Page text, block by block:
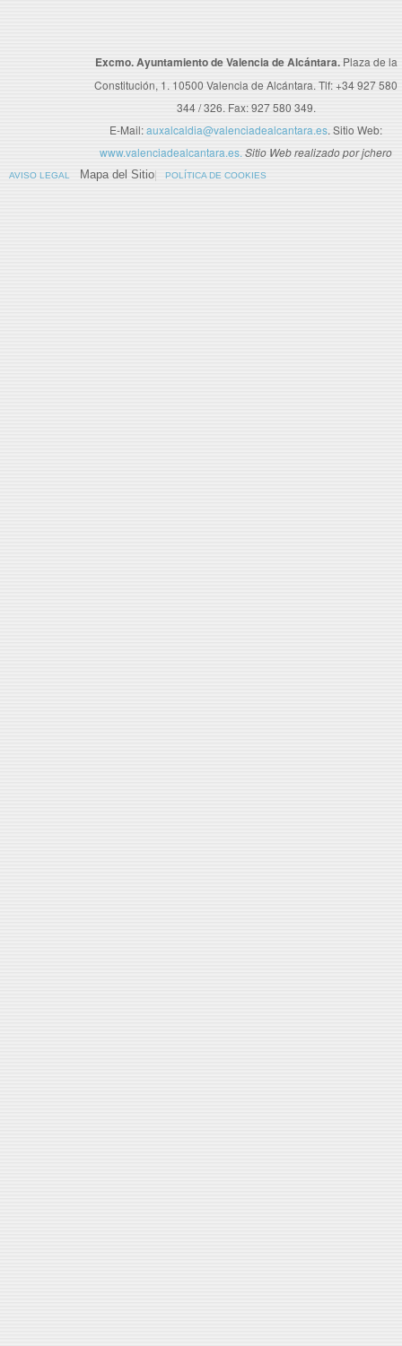
Excmo. Ayuntamiento de Valencia de Alcántara. Plaza de la
Constitución, 1. 10500 Valencia de Alcántara. Tlf: +34 927 580
344 / 326. Fax: 927 580 349.
E-Mail:auxalcaldia@valenciadealcantara.es. Sitio Web:
www.valenciadealcantara.es. Sitio Web realizado por jchero
AVISO LEGAL Mapa del Sitio POLÍTICA DE COOKIES